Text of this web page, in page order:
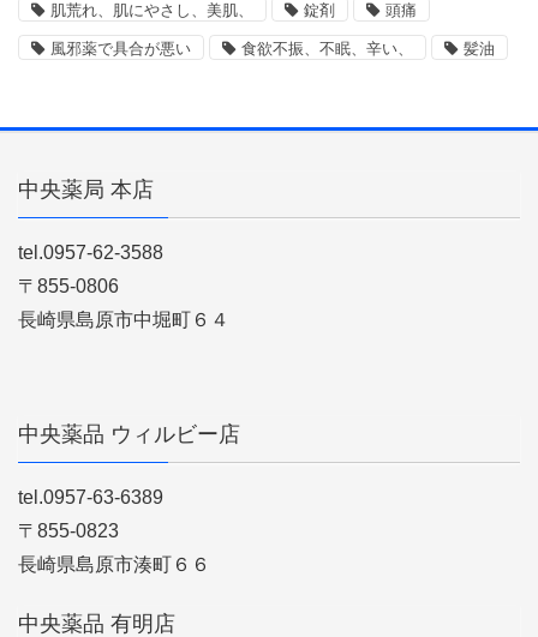
肌荒れ、肌にやさし、美肌、 錠剤 頭痛
風邪薬で具合が悪い 食欲不振、不眠、辛い、 髪油
中央薬局 本店
tel.0957-62-3588
〒855-0806
長崎県島原市中堀町６４
中央薬品 ウィルビー店
tel.0957-63-6389
〒855-0823
長崎県島原市湊町６６
中央薬品 有明店